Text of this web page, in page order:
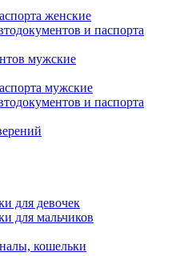
женские
и паспорта
мужские
мужские
и паспорта
для девочек
для мальчиков
кошельки